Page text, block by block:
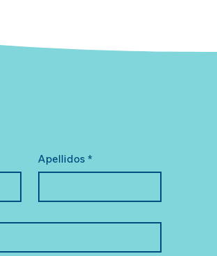
Apellidos *